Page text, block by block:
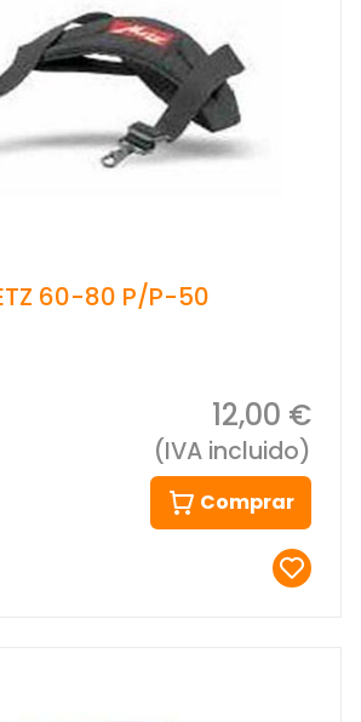
60-80 P/P-50
12,00 €
(IVA incluido)
Comprar